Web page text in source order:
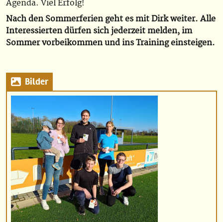
Agenda. Viel Erfolg!
Nach den Sommerferien geht es mit Dirk weiter. Alle
Interessierten dürfen sich jederzeit melden, im
Sommer vorbeikommen und ins Training einsteigen.
Bilder